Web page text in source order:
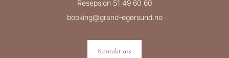
Resepsjon 51 49 60 60
booking@grand-egersund.no
Kontakt oss